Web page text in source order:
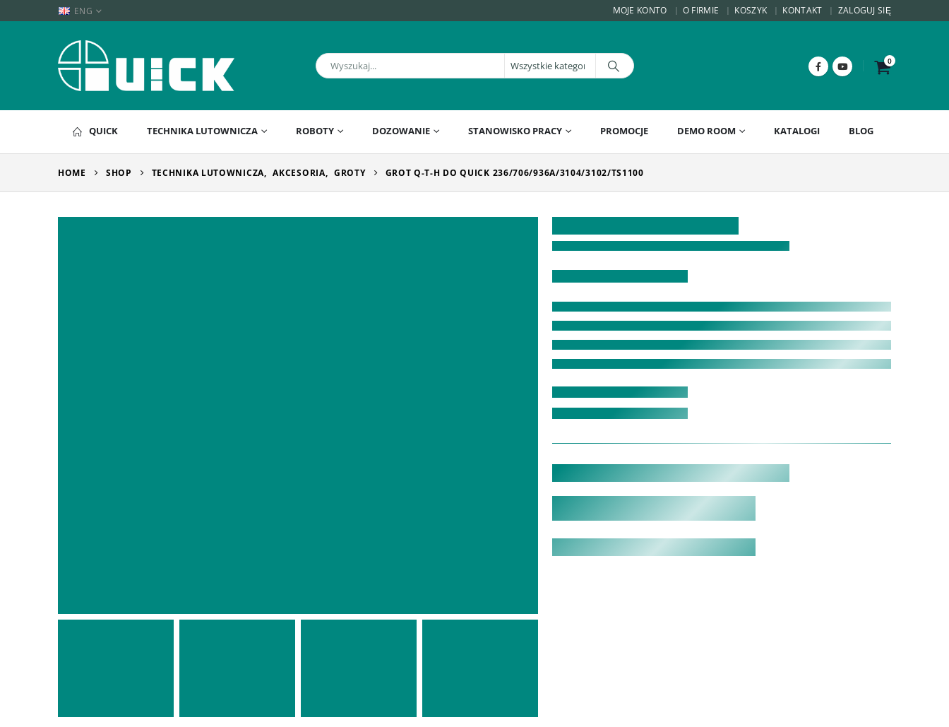
ENG MOJE KONTO O FIRMIE KOSZYK KONTAKT ZALOGUJ SIĘ
0
QUICK TECHNIKA LUTOWNICZA ROBOTY DOZOWANIE STANOWISKO PRACY PROMOCJE DEMO ROOM KATALOGI BLOG
HOME SHOP TECHNIKA LUTOWNICZA, AKCESORIA, GROTY GROT Q-T-H DO QUICK 236/706/936A/3104/3102/TS1100